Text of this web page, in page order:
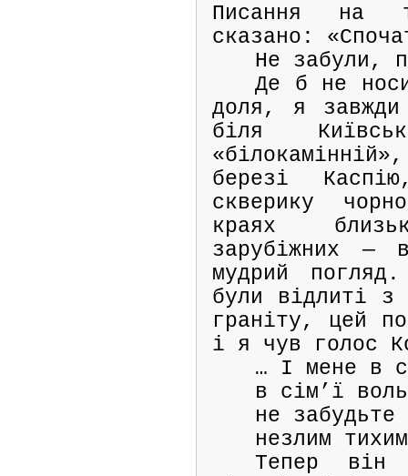
Писання на
сказано:
Не забули,
Де б не
доля, я
біля
березі
скверику
краях
зарубіжних —
мудрий
були відлиті з
граніту, цей
і я чув голос
… І мене в
в сім’ї
не забудьте
незлим
Тепер